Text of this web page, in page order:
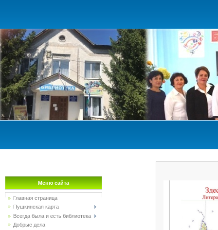
Меню сайта
Главная страница
Пушкинская карта
Всегда была и есть библиотека
Добрые дела